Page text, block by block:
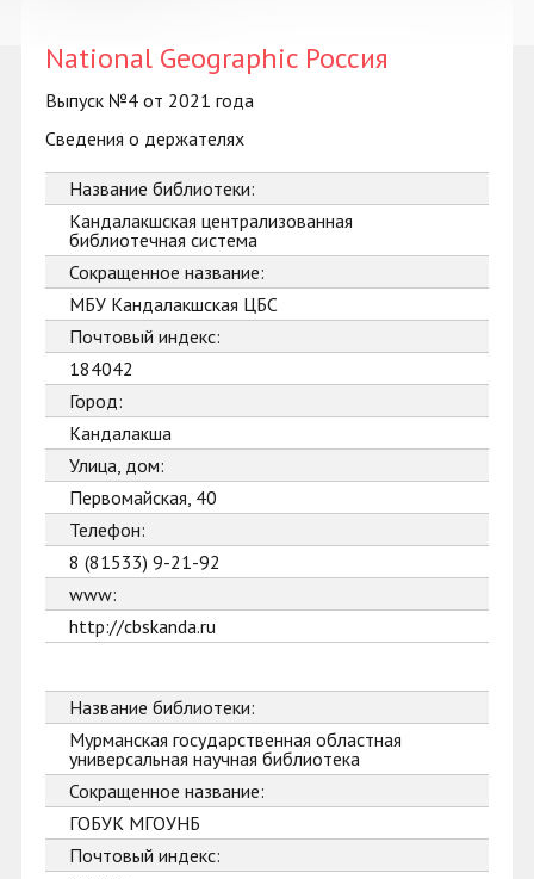
National Geographic Россия
Выпуск №4 от 2021 года
Сведения о держателях
Название библиотеки:
Кандалакшская централизованная
библиотечная система
Сокращенное название:
МБУ Кандалакшская ЦБС
Почтовый индекс:
184042
Город:
Кандалакша
Улица, дом:
Первомайская, 40
Телефон:
8 (81533) 9-21-92
www:
http://cbskanda.ru
Название библиотеки:
Мурманская государственная областная
универсальная научная библиотека
Сокращенное название:
ГОБУК МГОУНБ
Почтовый индекс: